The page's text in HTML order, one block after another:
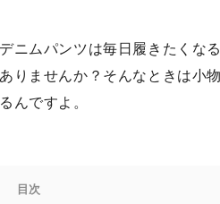
デニムパンツは毎日履きたくな
ありませんか？そんなときは小
るんですよ。
目次